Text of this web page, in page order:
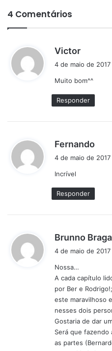
4 Comentários
Victor
s
e
:
4 de maio de 2017
Muito bom^^
Responder
Fernando
4 de maio de
Incrível
Responder
Brunno Braga
4 de maio de
Nossa…
A cada capítulo
por Ber e
este maravilhoso
nesses dois
Gostaria de dar
Será que fazendo
as partes